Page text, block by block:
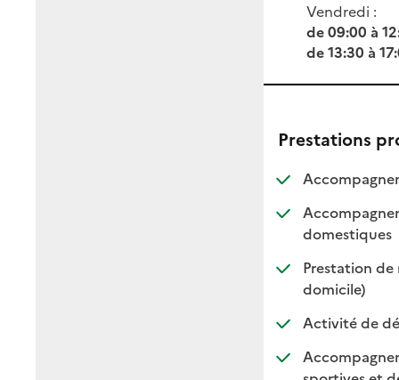
Vendredi :
de 09:00 à
de 13:30 à
Prestations
domestiques
:
:
Prestation
domicile)
:
: non
Activité de